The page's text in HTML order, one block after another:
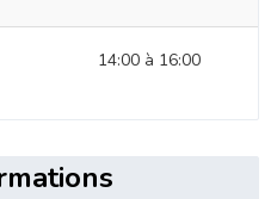
14:00 à 16:00